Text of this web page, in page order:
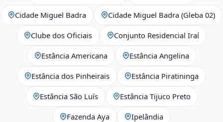
Cidade Miguel Badra Cidade Miguel Badra (Gleba 02)
Clube dos Oficiais Conjunto Residencial Iraí
Estância Americana Estância Angelina
Estância dos Pinheirais Estância Piratininga
Estância São Luís Estância Tijuco Preto
Fazenda Aya Ipelândia